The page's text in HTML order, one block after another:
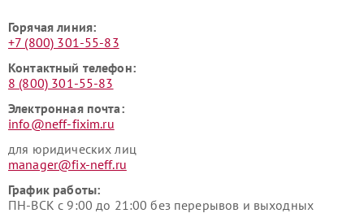
Горячая линия:
+7 (800) 301-55-83
Контактный телефон:
8 (800) 301-55-83
Электронная почта:
info@neff-fixim.ru
для юридических лиц
manager@fix-neff.ru
График работы:
ПН-ВСК с 9:00 до 21:00 без перерывов и выходных